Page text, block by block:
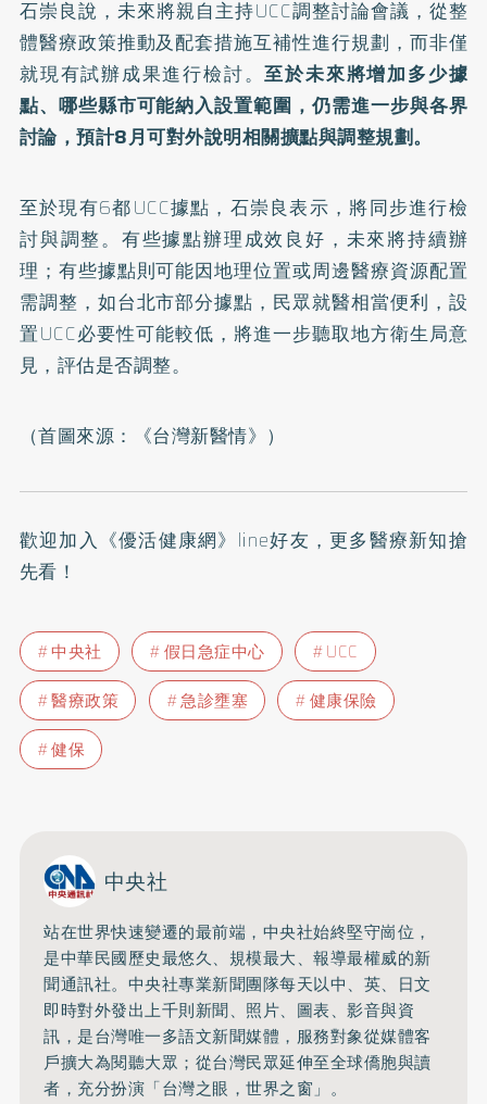
石崇良說，未來將親自主持UCC調整討論會議，從整
體醫療政策推動及配套措施互補性進行規劃，而非僅
就現有試辦成果進行檢討。至於未來將增加多少據
點、哪些縣市可能納入設置範圍，仍需進一步與各界
討論，預計8月可對外說明相關擴點與調整規劃。
至於現有6都UCC據點，石崇良表示，將同步進行檢
討與調整。有些據點辦理成效良好，未來將持續辦
理；有些據點則可能因地理位置或周邊醫療資源配置
需調整，如台北市部分據點，民眾就醫相當便利，設
置UCC必要性可能較低，將進一步聽取地方衛生局意
見，評估是否調整。
（首圖來源： 《台灣新醫情》 ）
歡迎加入 《優活健康網》line好友 ，更多醫療新知搶
先看！
中央社 假日急症中心
UCC
醫療政策
急診壅塞
健康保險
健保
中央社
站在世界快速變遷的最前端，中央社始終堅守崗位，
是中華民國歷史最悠久、規模最大、報導最權威的新
聞通訊社。中央社專業新聞團隊每天以中、英、日文
即時對外發出上千則新聞、照片、圖表、影音與資
訊，是台灣唯一多語文新聞媒體，服務對象從媒體客
戶擴大為閱聽大眾；從台灣民眾延伸至全球僑胞與讀
者，充分扮演「台灣之眼，世界之窗」。